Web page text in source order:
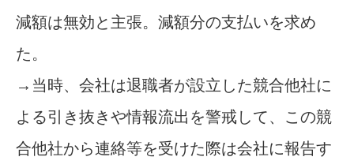
減額は無効と主張。減額分の支払いを求め
た。
→当時、会社は退職者が設立した競合他社に
よる引き抜きや情報流出を警戒して、この競
合他社から連絡等を受けた際は会社に報告す